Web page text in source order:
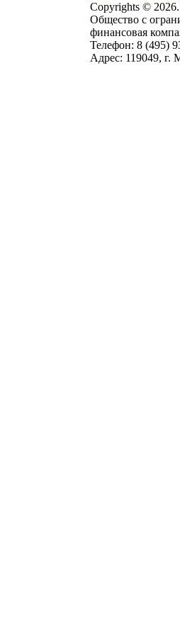
Copyrights ©
Общество с
финансовая
Телефон: 8 (495)
Адрес: 119049, г.